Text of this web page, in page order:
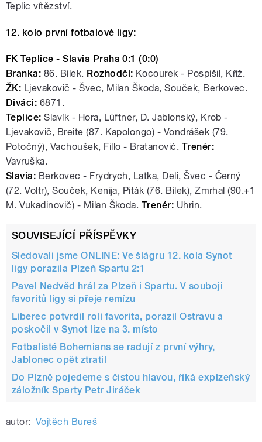
Teplic vítězství.
12. kolo první fotbalové ligy:
FK Teplice - Slavia Praha 0:1 (0:0)
Branka: 86. Bílek. Rozhodčí: Kocourek - Pospíšil, Kříž.
ŽK: Ljevakovič - Švec, Milan Škoda, Souček, Berkovec.
Diváci: 6871.
Teplice: Slavík - Hora, Lüftner, D. Jablonský, Krob -
Ljevakovič, Breite (87. Kapolongo) - Vondrášek (79.
Potočný), Vachoušek, Fillo - Bratanovič. Trenér:
Vavruška.
Slavia: Berkovec - Frydrych, Latka, Deli, Švec - Černý
(72. Voltr), Souček, Kenija, Piták (76. Bílek), Zmrhal (90.+1
M. Vukadinovič) - Milan Škoda. Trenér: Uhrin.
SOUVISEJÍCÍ PŘÍSPĚVKY
Sledovali jsme ONLINE: Ve šlágru 12. kola Synot
ligy porazila Plzeň Spartu 2:1
Pavel Nedvěd hrál za Plzeň i Spartu. V souboji
favoritů ligy si přeje remízu
Liberec potvrdil roli favorita, porazil Ostravu a
poskočil v Synot lize na 3. místo
Fotbalisté Bohemians se radují z první výhry,
Jablonec opět ztratil
Do Plzně pojedeme s čistou hlavou, říká explzeňský
záložník Sparty Petr Jiráček
autor: Vojtěch Bureš